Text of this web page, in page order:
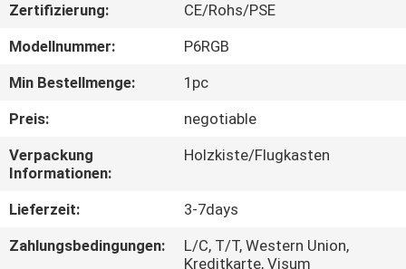
UNS
FABRIK-
AUSFLUG
QUALITÄTSKONTROLLE
SIE
Zertifizierung:
CE/Rohs/PSE
Modellnummer:
P6RGB
Min Bestellmenge:
1pc
Preis:
negotiable
Verpackung
Informationen:
Holzkiste/Flugkasten
Lieferzeit:
3-7days
Zahlungsbedingungen:
L/C, T/T, Western Union,
Kreditkarte, Visum